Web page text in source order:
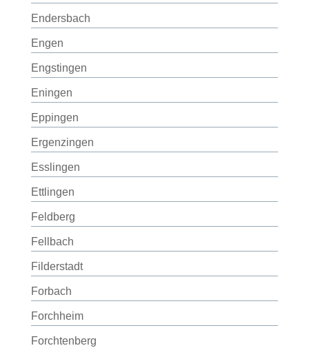
Endersbach
Engen
Engstingen
Eningen
Eppingen
Ergenzingen
Esslingen
Ettlingen
Feldberg
Fellbach
Filderstadt
Forbach
Forchheim
Forchtenberg